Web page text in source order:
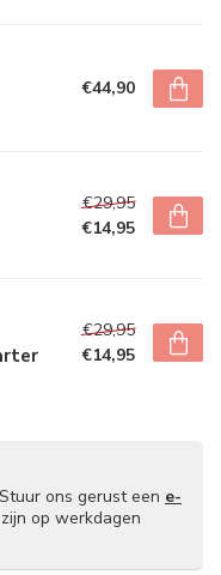
€44,90
€29,95
€14,95
€29,95
€14,95
ons gerust een e-
op werkdagen